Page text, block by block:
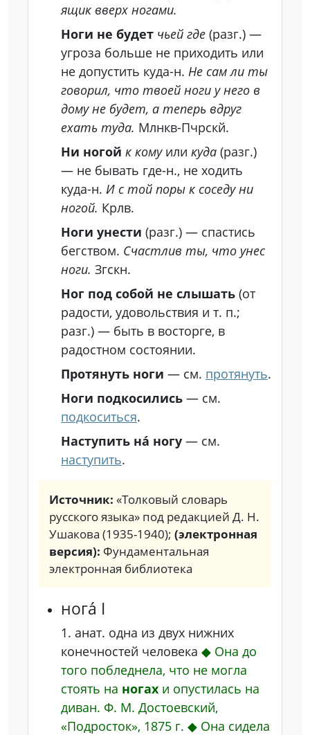
ящик вверх ногами.
Ноги не будет чьей где (разг.) —
угроза больше не приходить или
не допустить куда-н. Не сам ли ты
говорил, что твоей ноги у него в
дому не будет, а теперь вдруг
ехать туда. Млнкв-Пчрскй.
Ни ногой к комуили куда (разг.)
— не бывать где-н., не ходить
куда-н. И с той поры к соседу ни
ногой. Крлв.
Ноги унести (разг.) — спастись
бегством. Счастлив ты, что унес
ноги. Згскн.
Ног под собой не слышать (от
радости, удовольствия и т. п.;
разг.) — быть в восторге, в
радостном состоянии.
Протянуть ноги — см. протянуть.
Ноги подкосились — см.
подкоситься.
Наступить на́ ногу — см.
наступить.
Источник: «Толковый словарь
русского языка» под редакцией Д. Н.
Ушакова (1935-1940); (электронная
версия): Фундаментальная
электронная библиотека
нога́ I
1. анат. одна из двух нижних
конечностей человека ◆ Она до
того побледнела, что не могла
стоять на ногах и опустилась на
диван. Ф. М. Достоевский,
«Подросток», 1875 г. ◆ Она сидела